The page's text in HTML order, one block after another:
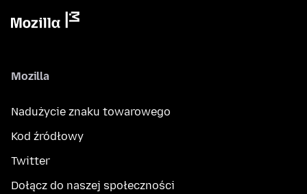
Mozilla
Nadużycie znaku towarowego
Kod źródłowy
Twitter
Dołącz do naszej społeczności